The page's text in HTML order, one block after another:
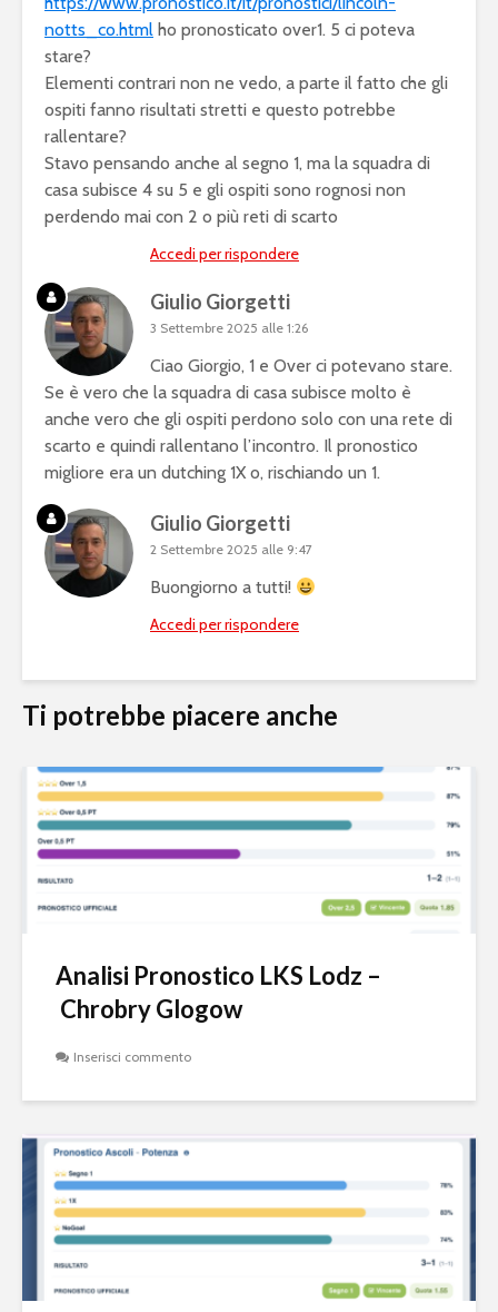
notts_co.html ho pronosticato over1. 5 ci poteva
stare?
Elementi contrari non ne vedo, a parte il fatto che gli
ospiti fanno risultati stretti e questo potrebbe
rallentare?
Stavo pensando anche al segno 1, ma la squadra di
casa subisce 4 su 5 e gli ospiti sono rognosi non
perdendo mai con 2 o più reti di scarto
Accedi per rispondere
Giulio Giorgetti
3 Settembre 2025 alle 1:26
Ciao Giorgio, 1 e Over ci potevano stare.
Se è vero che la squadra di casa subisce molto è
anche vero che gli ospiti perdono solo con una rete di
scarto e quindi rallentano l’incontro. Il pronostico
migliore era un dutching 1X o, rischiando un 1.
Giulio Giorgetti
2 Settembre 2025 alle 9:47
Buongiorno a tutti!
Accedi per rispondere
Ti potrebbe piacere anche
Analisi Pronostico LKS Lodz –
Chrobry Glogow
Inserisci commento